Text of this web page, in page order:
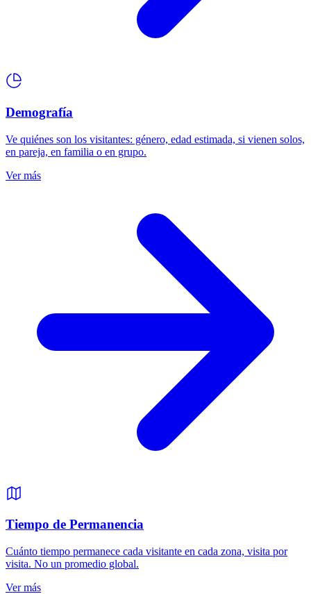
Demografía
Ve quiénes son los visitantes: género, edad estimada, si vienen solos,
en pareja, en familia o en grupo.
Ver más
Tiempo de Permanencia
Cuánto tiempo permanece cada visitante en cada zona, visita por
visita. No un promedio global.
Ver más